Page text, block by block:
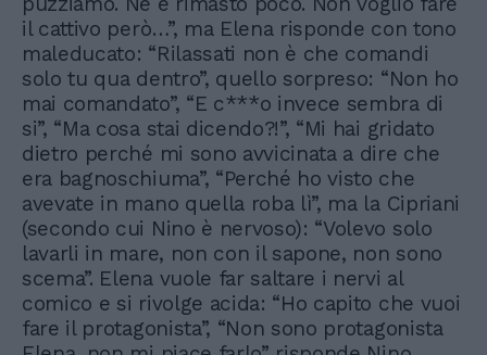
il cattivo però…”, ma Elena risponde con tono
maleducato: “Rilassati non è che comandi
solo tu qua dentro”, quello sorpreso: “Non ho
mai comandato”, “E c***o invece sembra di
si”, “Ma cosa stai dicendo?!”, “Mi hai gridato
dietro perché mi sono avvicinata a dire che
era bagnoschiuma”, “Perché ho visto che
avevate in mano quella roba lì”, ma la Cipriani
(secondo cui Nino è nervoso): “Volevo solo
lavarli in mare, non con il sapone, non sono
scema”. Elena vuole far saltare i nervi al
comico e si rivolge acida: “Ho capito che vuoi
fare il protagonista”, “Non sono protagonista